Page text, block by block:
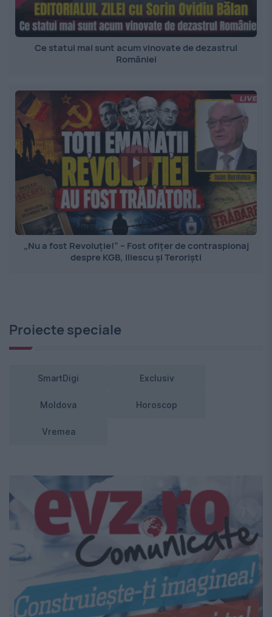
Ce statui mai sunt acum vinovate de dezastrul
României
„Nu a fost Revoluție!” – Fost ofițer de contraspionaj
despre KGB, Iliescu și Teroriști
Proiecte speciale
SmartDigi Exclusiv
Moldova Horoscop
Vremea